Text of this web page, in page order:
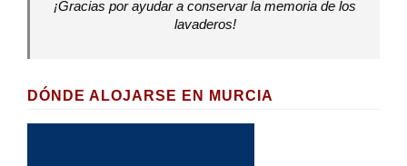
¡Gracias por ayudar a conservar la memoria de los
lavaderos!
DÓNDE ALOJARSE EN MURCIA